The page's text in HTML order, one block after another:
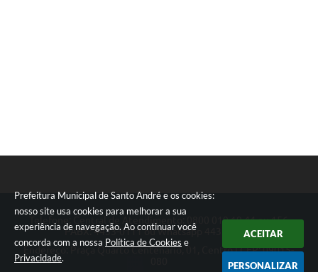
Prefeitura Municipal de Santo André e os cookies:
nosso site usa cookies para melhorar a sua
experiência de navegação. Ao continuar você
concorda com a nossa Política de Cookies e
Privacidade.
ACEITAR
PERSONALIZAR
Telefone: Central de Atendimento: 0800 019 19 44 ou 156
PABX: 4433-0111 ou Whatsapp 4433-0123
Endereço: Praça Quarto Centenário, 01, Centro | CEP: 09015-